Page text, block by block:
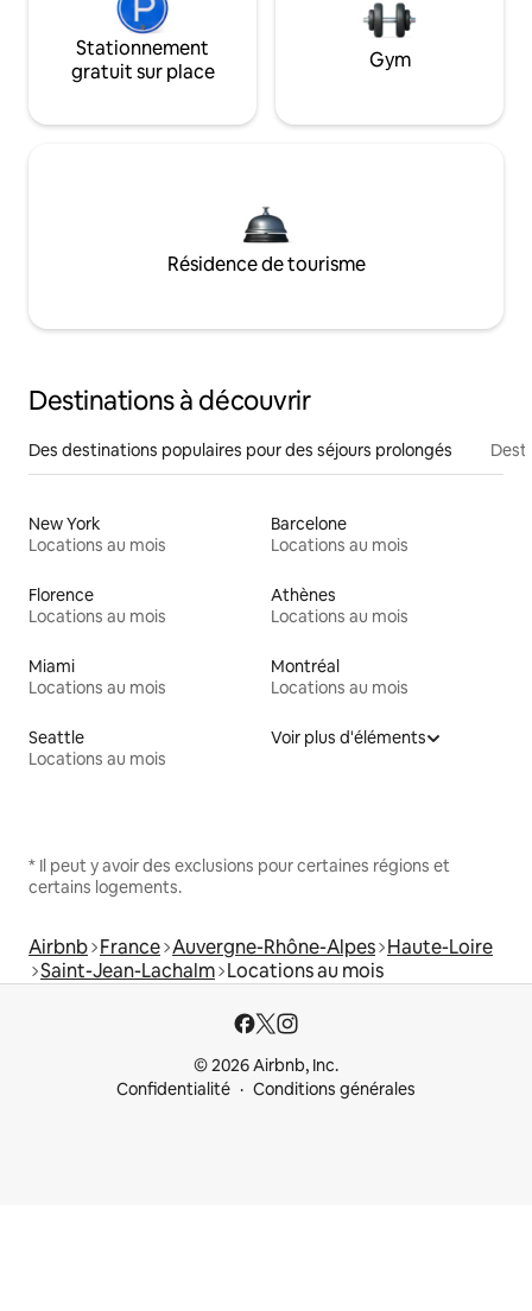
Stationnement
gratuit sur place
Gym
Résidence de tourisme
Destinations à découvrir
Des destinations populaires pour des séjours prolongés
New York
Locations au mois
Barcelone
Locations au mois
Florence
Locations au mois
Athènes
Locations au mois
Miami
Locations au mois
Montréal
Locations au mois
Seattle
Locations au mois
Voir plus d'éléments
* Il peut y avoir des exclusions pour certaines régions et
certains logements.
Airbnb France Auvergne-Rhône-Alpes Haute-Loire
Saint-Jean-Lachalm Locations au mois
© 2026 Airbnb, Inc.
Confidentialité
Conditions générales